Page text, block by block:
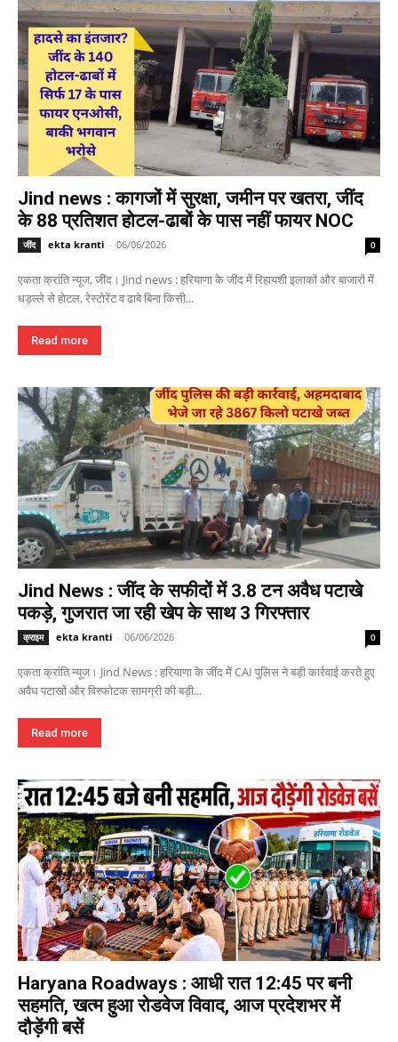
Jind news : कागजों में सुरक्षा, जमीन पर खतरा, जींद
के 88 प्रतिशत होटल-ढाबों के पास नहीं फायर NOC
जींद ekta kranti - 06/06/2026 0
एकता क्रांति न्यूज, जींद। Jind news : हरियाणा के जींद में रिहायशी इलाकों और बाजारों में
धड़ल्ले से होटल, रेस्टोरेंट व ढाबे बिना किसी...
Read more
Jind News : जींद के सफीदों में 3.8 टन अवैध पटाखे
पकड़े, गुजरात जा रही खेप के साथ 3 गिरफ्तार
क्राइम ekta kranti - 06/06/2026 0
एकता क्रांति न्यूज। Jind News : हरियाणा के जींद में CAI पुलिस ने बड़ी कार्रवाई करते हुए
अवैध पटाखों और विस्फोटक सामग्री की बड़ी...
Read more
Haryana Roadways : आधी रात 12:45 पर बनी
सहमति, खत्म हुआ रोडवेज विवाद, आज प्रदेशभर में
दौड़ेंगी बसें